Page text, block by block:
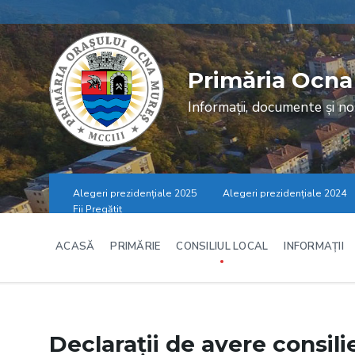
content
main
navigation
footer
Primăria
Informații, documente și
Alegeri prezidențiale 2025 Alegeri prezidențiale 2024
Fii Pregătit
ACASĂ PRIMĂRIE CONSILIUL LOCAL INFORMAȚII
Declarații de avere